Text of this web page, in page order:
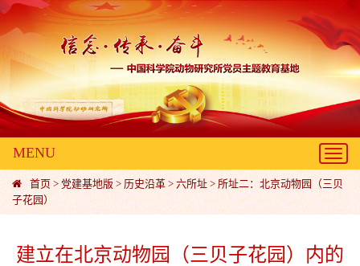
MENU
首页 > 党建基地版 > 历史沿革 > 六所址 > 所址二：北京动物园（三贝
子花园）
建立在北京动物园（三贝子花园）内的